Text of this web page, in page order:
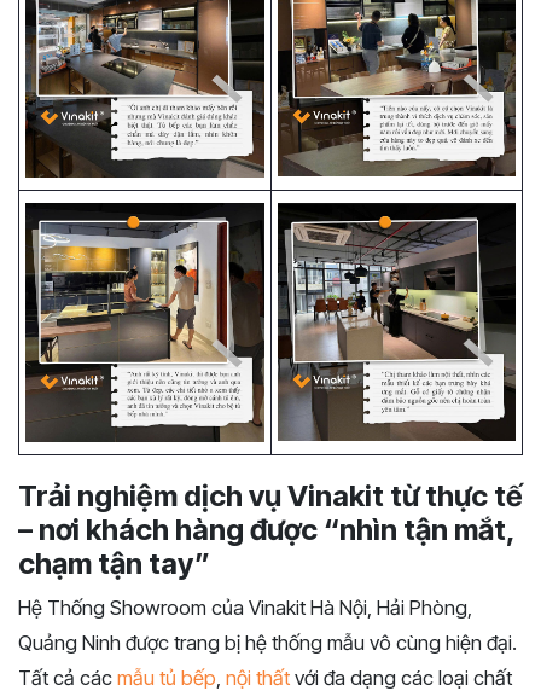
Trải nghiệm dịch vụ Vinakit từ thực tế
– nơi khách hàng được “nhìn tận mắt,
chạm tận tay”
Hệ Thống Showroom của Vinakit Hà Nội, Hải Phòng,
Quảng Ninh được trang bị hệ thống mẫu vô cùng hiện đại.
Tất cả các mẫu tủ bếp, nội thất với đa dạng các loại chất